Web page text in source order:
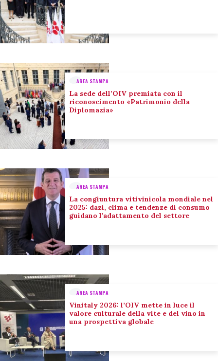
AREA STAMPA
La sede dell’OIV premiata con il
riconoscimento «Patrimonio della
Diplomazia»
AREA STAMPA
La congiuntura vitivinicola mondiale nel
2025: dazi, clima e tendenze di consumo
guidano l'adattamento del settore
AREA STAMPA
Vinitaly 2026: l’OIV mette in luce il
valore culturale della vite e del vino in
una prospettiva globale